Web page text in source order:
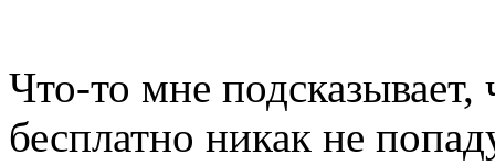
Что-то мне подсказывает,
бесплатно никак не